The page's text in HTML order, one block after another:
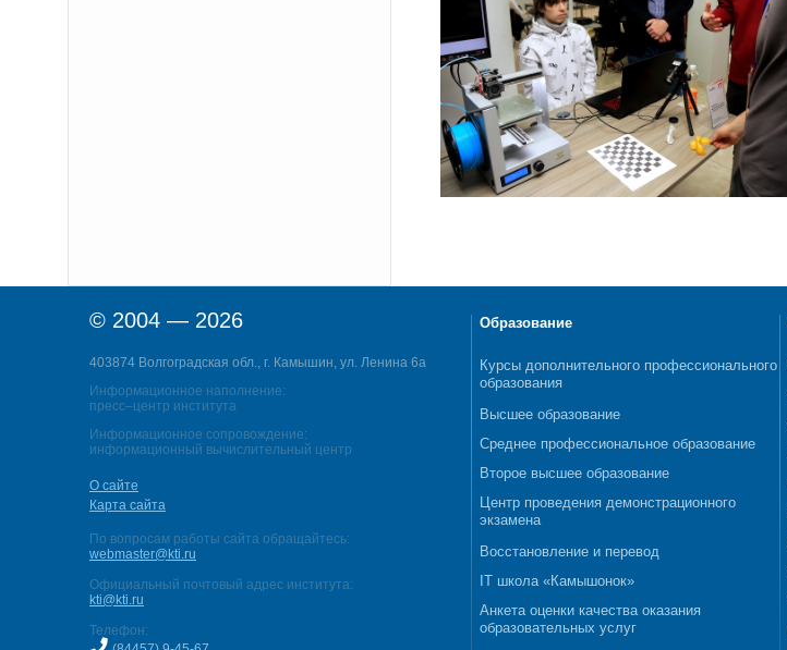
© 2004 — 2026
403874 Волгоградская обл., г. Камышин, ул. Ленина 6а
Информационное наполнение:
пресс–центр института
Информационное сопровождение:
информационный вычислительный центр
О сайте
Карта сайта
По вопросам работы сайта обращайтесь:
webmaster@kti.ru
Официальный почтовый адрес института:
kti@kti.ru
Телефон:
Образование
Курсы дополнительного профессионального
образования
Высшее образование
Среднее профессиональное образование
Второе высшее образование
Центр проведения демонстрационного
экзамена
Восстановление и перевод
IT школа «Камышонок»
Анкета оценки качества оказания
образовательных услуг